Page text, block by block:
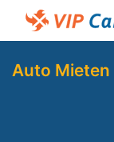
Auto Mieten